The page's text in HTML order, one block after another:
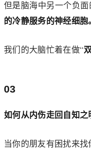
但是脑海中另一个负
的冷静服务的神经细胞。
我们的大脑忙着在做“
03
如何从内伤走回自知之
当你的朋友有困扰来